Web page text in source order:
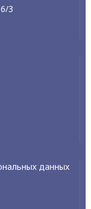
3
данных